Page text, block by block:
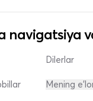
navigatsiya
Dilerlar
Mening